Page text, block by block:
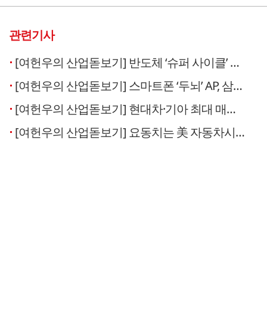
관련기사
[여헌우의 산업돋보기] 반도체 ‘슈퍼 사이클’ 기대…삼성·SK 훈풍 탈까
[여헌우의 산업돋보기] 스마트폰 ‘두뇌’ AP, 삼성·애플 패권 경쟁 향방 가른다
[여헌우의 산업돋보기] 현대차·기아 최대 매출 키워드는 ‘해외 RV 판매단가’
[여헌우의 산업돋보기] 요동치는 美 자동차시장…현대차그룹 ‘유연성’ 빛볼까